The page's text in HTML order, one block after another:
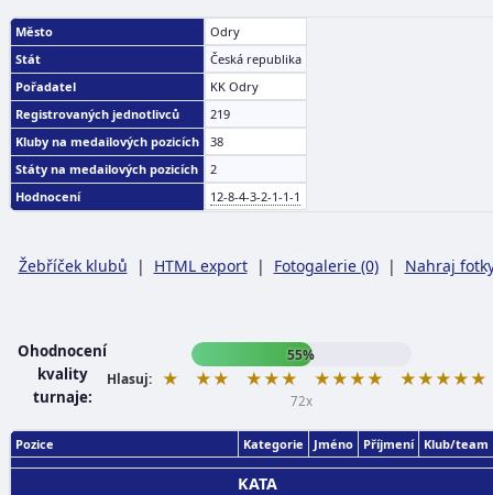
Město
Odry
Stát
Česká republika
Pořadatel
KK Odry
Registrovaných jednotlivců
219
Kluby na medailových pozicích
38
Státy na medailových pozicích
2
Hodnocení
12-8-4-3-2-1-1-1
Žebříček klubů | HTML export| Fotogalerie (0)| Nahraj
Ohodnocení
kvality
turnaje:
55%
Hlasuj:
★ ★★ ★★★ ★★★★ ★★★★★
72x
Pozice Kategorie Jméno Příjmení Klub/team
KATA